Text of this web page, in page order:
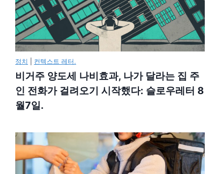
정치 컨텍스트 레터.
비거주 양도세 나비효과, 나가 달라는 집 주
인 전화가 걸려오기 시작했다: 슬로우레터 8
월7일.